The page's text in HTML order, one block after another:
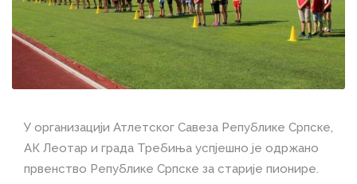
У организацији Атлетског Савеза Републике Српске,
АК Леотар и града Требиња успјешно је одржано
првенство Републике Српске за старије пионире.